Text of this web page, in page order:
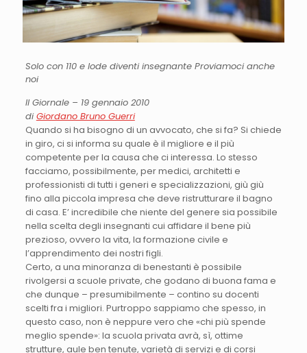
Solo con 110 e lode diventi insegnante Proviamoci anche
noi
Il Giornale – 19 gennaio 2010
diGiordano Bruno Guerri
Quando si ha bisogno di un avvocato, che si fa? Si chiede
in giro, ci si informa su quale è il migliore e il più
competente per la causa che ci interessa. Lo stesso
facciamo, possibilmente, per medici, architetti e
professionisti di tutti i generi e specializzazioni, giù giù
fino alla piccola impresa che deve ristrutturare il bagno
di casa. E’ incredibile che niente del genere sia possibile
nella scelta degli insegnanti cui affidare il bene più
prezioso, ovvero la vita, la formazione civile e
l’apprendimento dei nostri figli.
Certo, a una minoranza di benestanti è possibile
rivolgersi a scuole private, che godano di buona fama e
che dunque – presumibilmente – contino su docenti
scelti fra i migliori. Purtroppo sappiamo che spesso, in
questo caso, non è neppure vero che «chi più spende
meglio spende»: la scuola privata avrà, sì, ottime
strutture, aule ben tenute, varietà di servizi e di corsi